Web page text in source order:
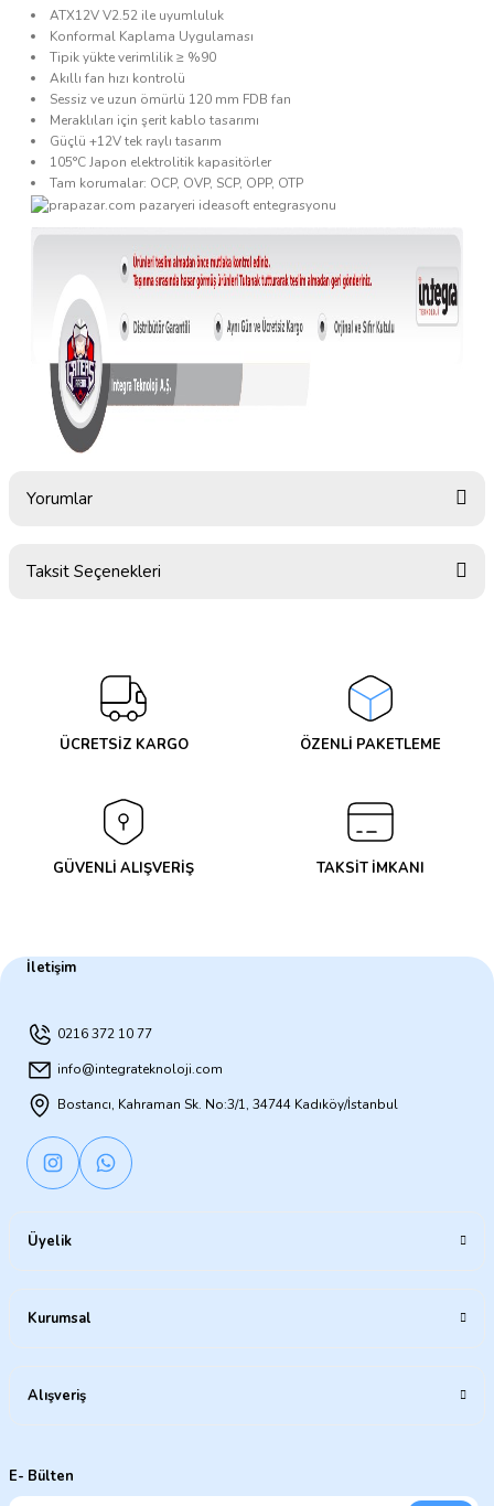
ATX12V V2.52 ile uyumluluk
Konformal Kaplama Uygulaması
Tipik yükte verimlilik ≥ %90
Akıllı fan hızı kontrolü
Sessiz ve uzun ömürlü 120 mm FDB fan
Meraklıları için şerit kablo tasarımı
Güçlü +12V tek raylı tasarım
105°C Japon elektrolitik kapasitörler
Tam korumalar: OCP, OVP, SCP, OPP, OTP
Yorumlar
Taksit Seçenekleri
ÜCRETSİZ KARGO ÖZENLİ PAKETLEME
GÜVENLİ ALIŞVERİŞ TAKSİT İMKANI
İletişim
0216 372 10 77
info@integrateknoloji.com
Bostancı, Kahraman Sk. No:3/1, 34744 Kadıköy/İstanbul
Üyelik
Kurumsal
Alışveriş
E- Bülten